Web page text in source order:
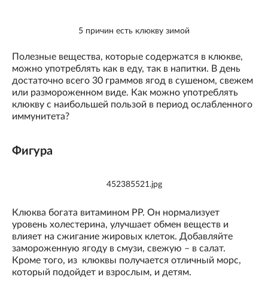
5 причин есть клюкву зимой
Полезные вещества, которые содержатся в клюкве,
можно употреблять как в еду, так в напитки. В день
достаточно всего 30 граммов ягод в сушеном, свежем
или размороженном виде. Как можно употреблять
клюкву с наибольшей пользой в период ослабленного
иммунитета?
Фигура
452385521.jpg
Клюква богата витамином PP. Он нормализует
уровень холестерина, улучшает обмен веществ и
влияет на сжигание жировых клеток. Добавляйте
замороженную ягоду в смузи, свежую – в салат.
Кроме того, из клюквы получается отличный морс,
который подойдет и взрослым, и детям.